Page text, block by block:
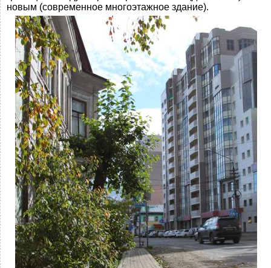
новым (современное многоэтажное здание).